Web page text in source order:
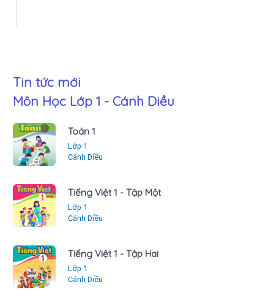
Tin tức mới
Môn Học Lớp 1 - Cánh Diều
Toán 1
Lớp 1
Cánh Diều
Tiếng Việt 1 - Tập Một
Lớp 1
Cánh Diều
Tiếng Việt 1 - Tập Hai
Lớp 1
Cánh Diều